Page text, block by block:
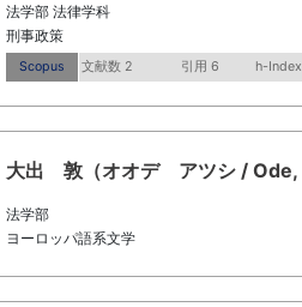
法学部 法律学科
刑事政策
Scopus 文献数 2 引用 6 h-
大出 敦（オオデ アツシ / Ode,
法学部
ヨーロッパ語系文学